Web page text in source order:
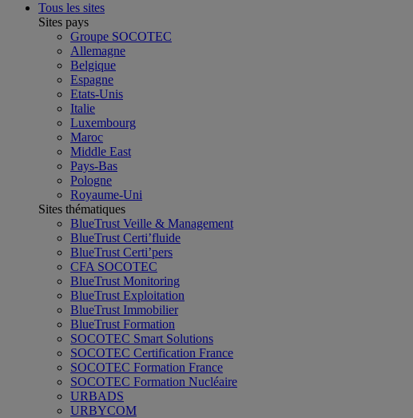
Tous les sites
Sites pays
Groupe SOCOTEC
Allemagne
Belgique
Espagne
Etats-Unis
Italie
Luxembourg
Maroc
Middle East
Pays-Bas
Pologne
Royaume-Uni
Sites thématiques
BlueTrust Veille & Management
BlueTrust Certi’fluide
BlueTrust Certi’pers
CFA SOCOTEC
BlueTrust Monitoring
BlueTrust Exploitation
BlueTrust Immobilier
BlueTrust Formation
SOCOTEC Smart Solutions
SOCOTEC Certification France
SOCOTEC Formation France
SOCOTEC Formation Nucléaire
URBADS
URBYCOM